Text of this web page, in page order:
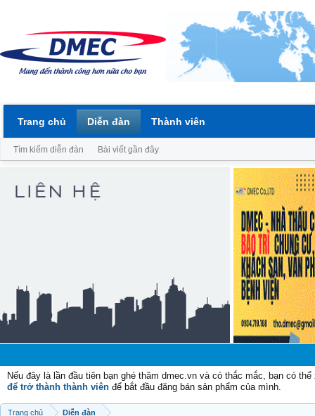
Nếu đây là lần đầu tiên bạn ghé thăm dmec.vn và có thắc mắc, bạn có
để trở thành thành viên để bắt đầu đăng bán sản phẩm của mình.
Trang chủ Diễn đàn
Trang chủ Diễn đàn
Tìm kiếm diễn đàn Bài viết gần đây
Thành viên